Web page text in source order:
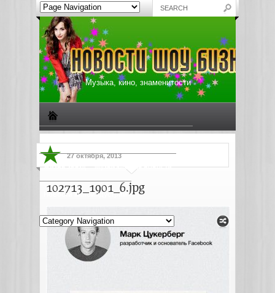
Музыка, кино, знаменитости
Жизнь звезд Музыкальные новости
Новости киноиндустрии
27 октября, 2013
102713_1901_6.jpg